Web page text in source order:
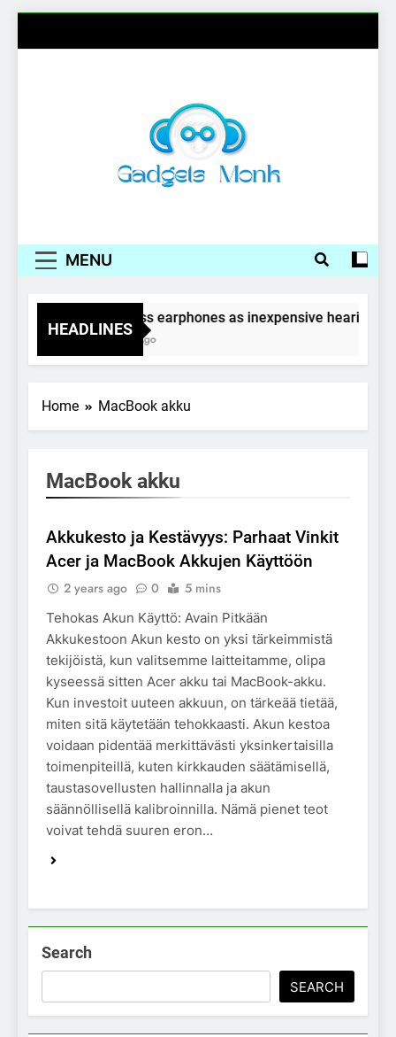
MENU
HEADLINES
Wireless earphones as inexpensive hearing
4 Years Ago
Home MacBook akku
MacBook akku
BUSINESS
Akkukesto ja Kestävyys: Parhaat Vinkit
Acer ja MacBook Akkujen Käyttöön
2 years ago 0 5 mins
Tehokas Akun Käyttö: Avain Pitkään
Akkukestoon Akun kesto on yksi tärkeimmistä
tekijöistä, kun valitsemme laitteitamme, olipa
kyseessä sitten Acer akku tai MacBook-akku.
Kun investoit uuteen akkuun, on tärkeää tietää,
miten sitä käytetään tehokkaasti. Akun kestoa
voidaan pidentää merkittävästi yksinkertaisilla
toimenpiteillä, kuten kirkkauden säätämisellä,
taustasovellusten hallinnalla ja akun
säännöllisellä kalibroinnilla. Nämä pienet teot
voivat tehdä suuren eron…
Search
SEARCH